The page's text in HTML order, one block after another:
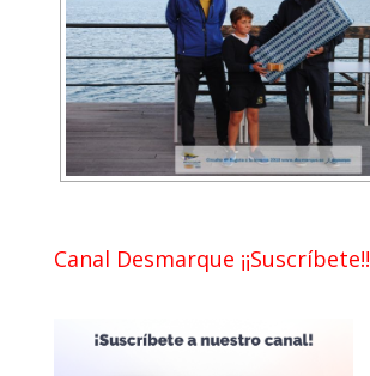
Canal Desmarque ¡¡Suscríbete!!